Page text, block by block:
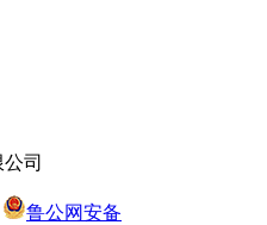
司
鲁公网安备